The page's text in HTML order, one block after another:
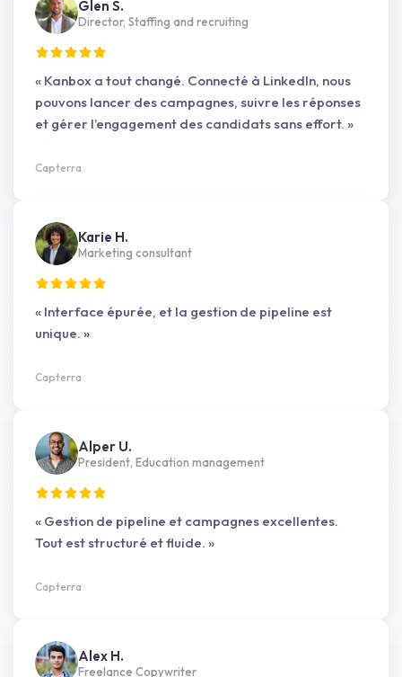
Glen S.
Director, Staffing and recruiting
« Kanbox a tout changé. Connecté à LinkedIn, nous
pouvons lancer des campagnes, suivre les réponses
et gérer l’engagement des candidats sans effort. »
Capterra
Karie H.
Marketing consultant
« Interface épurée, et la gestion de pipeline est
unique. »
Capterra
Alper U.
President, Education management
« Gestion de pipeline et campagnes excellentes.
Tout est structuré et fluide. »
Capterra
Alex H.
Freelance Copywriter